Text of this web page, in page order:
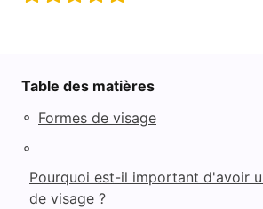
Table des matières
◦ Formes de visage
◦
Pourquoi est-il important d'avoir
de visage ?